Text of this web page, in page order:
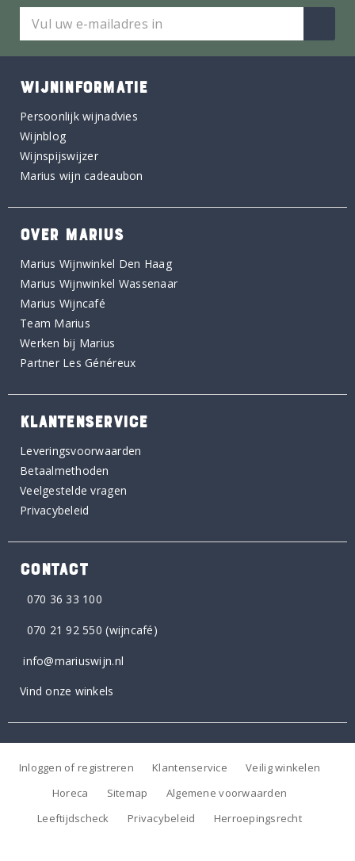
WIJNINFORMATIE
Persoonlijk wijnadvies
Wijnblog
Wijnspijswijzer
Marius wijn cadeaubon
OVER MARIUS
Marius Wijnwinkel Den Haag
Marius Wijnwinkel Wassenaar
Marius Wijncafé
Team Marius
Werken bij Marius
Partner Les Généreux
KLANTENSERVICE
Leveringsvoorwaarden
Betaalmethoden
Veelgestelde vragen
Privacybeleid
CONTACT
070 36 33 100
070 21 92 550 (wijncafé)
info@mariuswijn.nl
Vind onze winkels
Inloggen of registreren Klantenservice
Veilig winkelen
Horeca
Sitemap
Algemene voorwaarden
Leeftijdscheck
Privacybeleid Herroepingsrecht